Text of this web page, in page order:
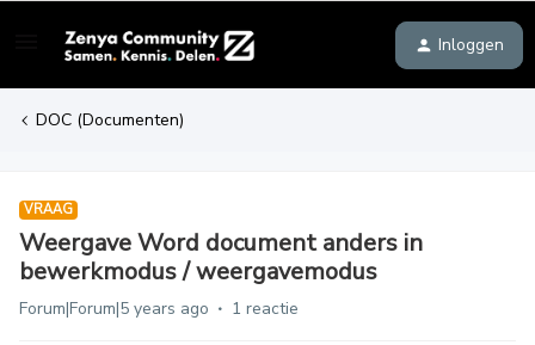
Inloggen
DOC (Documenten)
VRAAG
Weergave Word document anders in
bewerkmodus / weergavemodus
Forum|Forum|5 years ago 1 reactie